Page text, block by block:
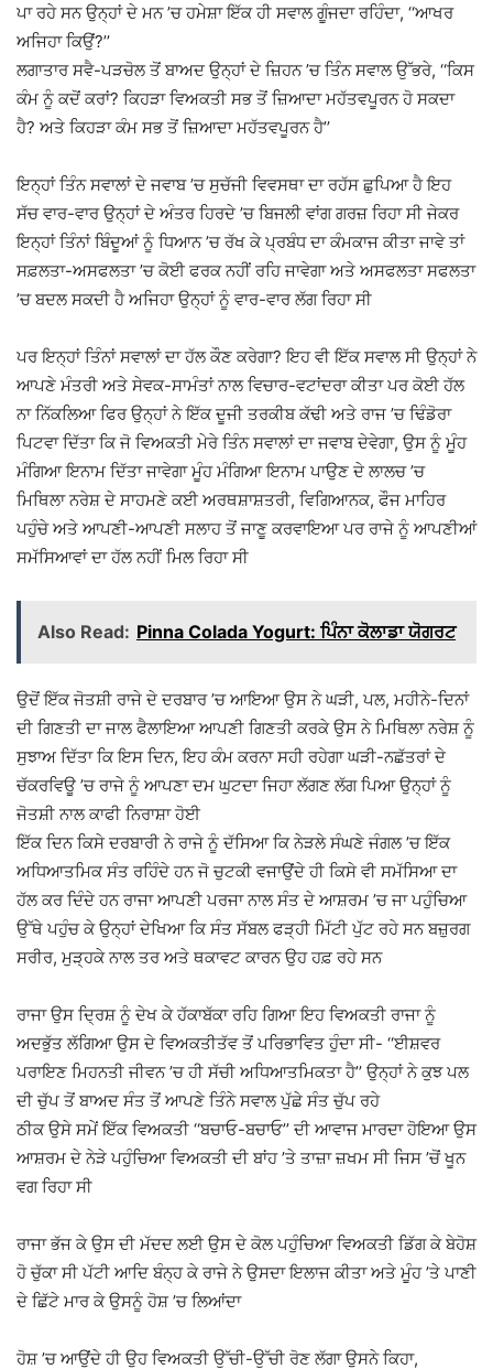
ਪਾ ਰਹੇ ਸਨ ਉਨ੍ਹਾਂ ਦੇ ਮਨ ’ਚ ਹਮੇਸ਼ਾ ਇੱਕ ਹੀ ਸਵਾਲ ਗੂੰਜਦਾ ਰਹਿੰਦਾ, ‘‘ਆਖਰ
ਅਜਿਹਾ ਕਿਉਂ?’’
ਲਗਾਤਾਰ ਸਵੈ-ਪੜਚੋਲ ਤੋਂ ਬਾਅਦ ਉਨ੍ਹਾਂ ਦੇ ਜ਼ਿਹਨ ’ਚ ਤਿੰਨ ਸਵਾਲ ਉੱਭਰੇ, ‘‘ਕਿਸ
ਕੰਮ ਨੂੰ ਕਦੋਂ ਕਰਾਂ? ਕਿਹੜਾ ਵਿਅਕਤੀ ਸਭ ਤੋਂ ਜ਼ਿਆਦਾ ਮਹੱਤਵਪੂਰਨ ਹੋ ਸਕਦਾ
ਹੈ? ਅਤੇ ਕਿਹੜਾ ਕੰਮ ਸਭ ਤੋਂ ਜ਼ਿਆਦਾ ਮਹੱਤਵਪੂਰਨ ਹੈ’’
ਇਨ੍ਹਾਂ ਤਿੰਨ ਸਵਾਲਾਂ ਦੇ ਜਵਾਬ ’ਚ ਸੁਚੱਜੀ ਵਿਵਸਥਾ ਦਾ ਰਹੱਸ ਛੁਪਿਆ ਹੈ ਇਹ
ਸੱਚ ਵਾਰ-ਵਾਰ ਉਨ੍ਹਾਂ ਦੇ ਅੰਤਰ ਹਿਰਦੇ ’ਚ ਬਿਜਲੀ ਵਾਂਗ ਗਰਜ਼ ਰਿਹਾ ਸੀ ਜੇਕਰ
ਇਨ੍ਹਾਂ ਤਿੰਨਾਂ ਬਿੰਦੂਆਂ ਨੂੰ ਧਿਆਨ ’ਚ ਰੱਖ ਕੇ ਪ੍ਰਬੰਧ ਦਾ ਕੰਮਕਾਜ ਕੀਤਾ ਜਾਵੇ ਤਾਂ
ਸਫ਼ਲਤਾ-ਅਸਫਲਤਾ ’ਚ ਕੋਈ ਫਰਕ ਨਹੀਂ ਰਹਿ ਜਾਵੇਗਾ ਅਤੇ ਅਸਫਲਤਾ ਸਫਲਤਾ
’ਚ ਬਦਲ ਸਕਦੀ ਹੈ ਅਜਿਹਾ ਉਨ੍ਹਾਂ ਨੂੰ ਵਾਰ-ਵਾਰ ਲੱਗ ਰਿਹਾ ਸੀ
ਪਰ ਇਨ੍ਹਾਂ ਤਿੰਨਾਂ ਸਵਾਲਾਂ ਦਾ ਹੱਲ ਕੌਣ ਕਰੇਗਾ? ਇਹ ਵੀ ਇੱਕ ਸਵਾਲ ਸੀ ਉਨ੍ਹਾਂ ਨੇ
ਆਪਣੇ ਮੰਤਰੀ ਅਤੇ ਸੇਵਕ-ਸਾਮੰਤਾਂ ਨਾਲ ਵਿਚਾਰ-ਵਟਾਂਦਰਾ ਕੀਤਾ ਪਰ ਕੋਈ ਹੱਲ
ਨਾ ਨਿੱਕਲਿਆ ਫਿਰ ਉਨ੍ਹਾਂ ਨੇ ਇੱਕ ਦੂਜੀ ਤਰਕੀਬ ਕੱਢੀ ਅਤੇ ਰਾਜ ’ਚ ਢਿੰਡੋਰਾ
ਪਿਟਵਾ ਦਿੱਤਾ ਕਿ ਜੋ ਵਿਅਕਤੀ ਮੇਰੇ ਤਿੰਨ ਸਵਾਲਾਂ ਦਾ ਜਵਾਬ ਦੇਵੇਗਾ, ਉਸ ਨੂੰ ਮੂੰਹ
ਮੰਗਿਆ ਇਨਾਮ ਦਿੱਤਾ ਜਾਵੇਗਾ ਮੂੰਹ ਮੰਗਿਆ ਇਨਾਮ ਪਾਉਣ ਦੇ ਲਾਲਚ ’ਚ
ਮਿਥਿਲਾ ਨਰੇਸ਼ ਦੇ ਸਾਹਮਣੇ ਕਈ ਅਰਥਸ਼ਾਸ਼ਤਰੀ, ਵਿਗਿਆਨਕ, ਫੌਜ ਮਾਹਿਰ
ਪਹੁੰਚੇ ਅਤੇ ਆਪਣੀ-ਆਪਣੀ ਸਲਾਹ ਤੋਂ ਜਾਣੂ ਕਰਵਾਇਆ ਪਰ ਰਾਜੇ ਨੂੰ ਆਪਣੀਆਂ
ਸਮੱਸਿਆਵਾਂ ਦਾ ਹੱਲ ਨਹੀਂ ਮਿਲ ਰਿਹਾ ਸੀ
Also Read: Pinna Colada Yogurt: ਪਿੰਨਾ ਕੋਲਾਡਾ ਯੋਗਰਟ
ਉਦੋਂ ਇੱਕ ਜੋਤਸ਼ੀ ਰਾਜੇ ਦੇ ਦਰਬਾਰ ’ਚ ਆਇਆ ਉਸ ਨੇ ਘੜੀ, ਪਲ, ਮਹੀਨੇ-ਦਿਨਾਂ
ਦੀ ਗਿਣਤੀ ਦਾ ਜਾਲ ਫੈਲਾਇਆ ਆਪਣੀ ਗਿਣਤੀ ਕਰਕੇ ਉਸ ਨੇ ਮਿਥਿਲਾ ਨਰੇਸ਼ ਨੂੰ
ਸੁਝਾਅ ਦਿੱਤਾ ਕਿ ਇਸ ਦਿਨ, ਇਹ ਕੰਮ ਕਰਨਾ ਸਹੀ ਰਹੇਗਾ ਘੜੀ-ਨਛੱਤਰਾਂ ਦੇ
ਚੱਕਰਵਿਊ ’ਚ ਰਾਜੇ ਨੂੰ ਆਪਣਾ ਦਮ ਘੁਟਦਾ ਜਿਹਾ ਲੱਗਣ ਲੱਗ ਪਿਆ ਉਨ੍ਹਾਂ ਨੂੰ
ਜੋਤਸ਼ੀ ਨਾਲ ਕਾਫੀ ਨਿਰਾਸ਼ਾ ਹੋਈ
ਇੱਕ ਦਿਨ ਕਿਸੇ ਦਰਬਾਰੀ ਨੇ ਰਾਜੇ ਨੂੰ ਦੱਸਿਆ ਕਿ ਨੇੜਲੇ ਸੰਘਣੇ ਜੰਗਲ ’ਚ ਇੱਕ
ਅਧਿਆਤਮਿਕ ਸੰਤ ਰਹਿੰਦੇ ਹਨ ਜੋ ਚੁਟਕੀ ਵਜਾਉਂਦੇ ਹੀ ਕਿਸੇ ਵੀ ਸਮੱਸਿਆ ਦਾ
ਹੱਲ ਕਰ ਦਿੰਦੇ ਹਨ ਰਾਜਾ ਆਪਣੀ ਪਰਜਾ ਨਾਲ ਸੰਤ ਦੇ ਆਸ਼ਰਮ ’ਚ ਜਾ ਪਹੁੰਚਿਆ
ਉੱਥੇ ਪਹੁੰਚ ਕੇ ਉਨ੍ਹਾਂ ਦੇਖਿਆ ਕਿ ਸੰਤ ਸੱਬਲ ਫੜ੍ਹੀ ਮਿੱਟੀ ਪੁੱਟ ਰਹੇ ਸਨ ਬਜ਼ੁਰਗ
ਸਰੀਰ, ਮੁੜ੍ਹਕੇ ਨਾਲ ਤਰ ਅਤੇ ਥਕਾਵਟ ਕਾਰਨ ਉਹ ਹਫ਼ ਰਹੇ ਸਨ
ਰਾਜਾ ਉਸ ਦ੍ਰਿਸ਼ ਨੂੰ ਦੇਖ ਕੇ ਹੱਕਾਬੱਕਾ ਰਹਿ ਗਿਆ ਇਹ ਵਿਅਕਤੀ ਰਾਜਾ ਨੂੰ
ਅਦਭੁੱਤ ਲੱਗਿਆ ਉਸ ਦੇ ਵਿਅਕਤੀਤੱਵ ਤੋਂ ਪਰਿਭਾਵਿਤ ਹੁੰਦਾ ਸੀ- ‘‘ਈਸ਼ਵਰ
ਪਰਾਇਣ ਮਿਹਨਤੀ ਜੀਵਨ ’ਚ ਹੀ ਸੱਚੀ ਅਧਿਆਤਮਿਕਤਾ ਹੈ’’ ਉਨ੍ਹਾਂ ਨੇ ਕੁਝ ਪਲ
ਦੀ ਚੁੱਪ ਤੋਂ ਬਾਅਦ ਸੰਤ ਤੋਂ ਆਪਣੇ ਤਿੰਨੇ ਸਵਾਲ ਪੁੱਛੇ ਸੰਤ ਚੁੱਪ ਰਹੇ
ਠੀਕ ਉਸੇ ਸਮੇਂ ਇੱਕ ਵਿਅਕਤੀ ‘‘ਬਚਾਓ-ਬਚਾਓ’’ ਦੀ ਆਵਾਜ ਮਾਰਦਾ ਹੋਇਆ ਉਸ
ਆਸ਼ਰਮ ਦੇ ਨੇੜੇ ਪਹੁੰਚਿਆ ਵਿਅਕਤੀ ਦੀ ਬਾਂਹ ’ਤੇ ਤਾਜ਼ਾ ਜ਼ਖਮ ਸੀ ਜਿਸ ’ਚੋਂ ਖੂਨ
ਵਗ ਰਿਹਾ ਸੀ
ਰਾਜਾ ਭੱਜ ਕੇ ਉਸ ਦੀ ਮੱਦਦ ਲਈ ਉਸ ਦੇ ਕੋਲ ਪਹੁੰਚਿਆ ਵਿਅਕਤੀ ਡਿੱਗ ਕੇ ਬੇਹੋਸ਼
ਹੋ ਚੁੱਕਾ ਸੀ ਪੱਟੀ ਆਦਿ ਬੰਨ੍ਹ ਕੇ ਰਾਜੇ ਨੇ ਉਸਦਾ ਇਲਾਜ ਕੀਤਾ ਅਤੇ ਮੂੰਹ ’ਤੇ ਪਾਣੀ
ਦੇ ਛਿੱਟੇ ਮਾਰ ਕੇ ਉਸਨੂੰ ਹੋਸ਼ ’ਚ ਲਿਆਂਦਾ
ਹੋਸ਼ ’ਚ ਆਉਂਦੇ ਹੀ ਉਹ ਵਿਅਕਤੀ ਉੱਚੀ-ਉੱਚੀ ਰੋਣ ਲੱਗਾ ਉਸਨੇ ਕਿਹਾ,